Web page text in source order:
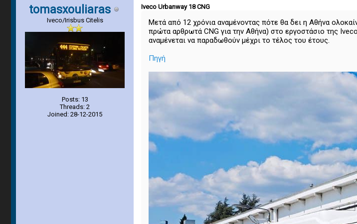
tomasxouliaras
Iveco/Irisbus Citelis
Posts: 13
Threads: 2
Joined: 28-12-2015
Iveco Urbanway 18 CNG
Μετά από 12 χρόνια αναμένοντας πότε θα δει η Αθήνα
πρώτα αρθρωτά CNG για την Αθήνα) στο εργοστάσιο της
αναμένεται να παραδωθούν μέχρι το τέλος του έτους.
Πηγή